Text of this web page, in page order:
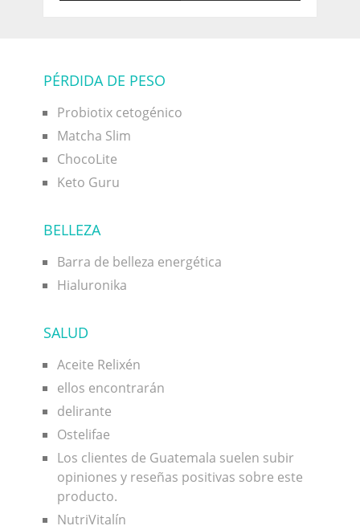
PÉRDIDA DE PESO
Probiotix cetogénico
Matcha Slim
ChocoLite
Keto Guru
BELLEZA
Barra de belleza energética
Hialuronika
SALUD
Aceite Relixén
ellos encontrarán
delirante
Ostelifae
Los clientes de Guatemala suelen subir
opiniones y reseñas positivas sobre este
producto.
NutriVitalín